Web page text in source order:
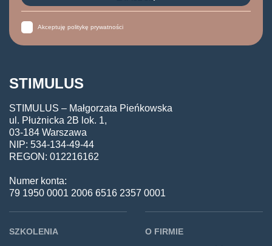
Akceptuję politykę prywatności
STIMULUS
STIMULUS – Małgorzata Pieńkowska
ul. Płużnicka 2B lok. 1,
03-184 Warszawa
NIP: 534-134-49-44
REGON: 012216162
Numer konta:
79 1950 0001 2006 6516 2357 0001
SZKOLENIA O FIRMIE